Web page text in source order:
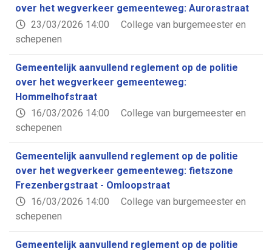
over het wegverkeer gemeenteweg: Aurorastraat
23/03/2026 14:00
College van burgemeester en
schepenen
Gemeentelijk aanvullend reglement op de politie
over het wegverkeer gemeenteweg:
Hommelhofstraat
16/03/2026 14:00
College van burgemeester en
schepenen
Gemeentelijk aanvullend reglement op de politie
over het wegverkeer gemeenteweg: fietszone
Frezenbergstraat - Omloopstraat
16/03/2026 14:00
College van burgemeester en
schepenen
Gemeentelijk aanvullend reglement op de politie